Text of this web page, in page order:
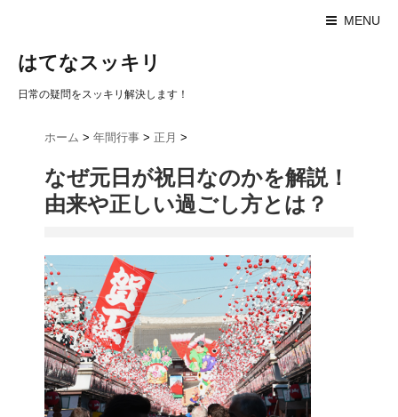
MENU
はてなスッキリ
日常の疑問をスッキリ解決します！
ホーム > 年間行事 > 正月 >
なぜ元日が祝日なのかを解説！
由来や正しい過ごし方とは？